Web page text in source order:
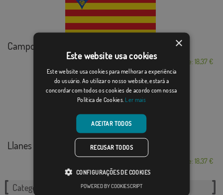
Campo de Cariñena
Desde: 18,37 €
Llanes
Desde: 18,37 €
Categorias relacionadas:
×
Este website usa cookies
Este website usa cookies para melhorar a experiência
do usuário. Ao utilizar o nosso website, estará a
concordar com todos os cookies de acordo com nossa
Política de Cookies. Ler mais
ACEITAR TODOS
RECUSAR TODOS
CONFIGURAÇÕES DE COOKIES
POWERED BY COOKIESCRIPT